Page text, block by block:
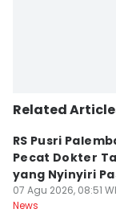
Related
RS Pusri
Pecat Dokter
yang Nyinyiri
Yurizal
07 Agu 2026, 08:51
News